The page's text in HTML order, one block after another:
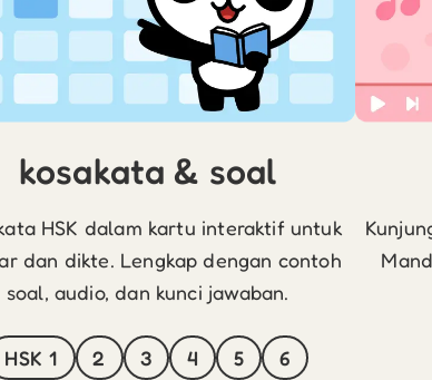
kosakata & soal
HSK dalam kartu interaktif untuk
dan dikte. Lengkap dengan contoh
soal, audio, dan kunci jawaban.
HSK 1 2 3 4 5 6